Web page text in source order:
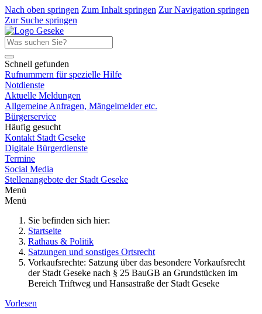
Nach oben springen Zum Inhalt springen Zur Navigation springen
Zur Suche springen
Schnell gefunden
Rufnummern für spezielle Hilfe
Notdienste
Aktuelle Meldungen
Allgemeine Anfragen, Mängelmelder etc.
Bürgerservice
Häufig gesucht
Kontakt Stadt Geseke
Digitale Bürgerdienste
Termine
Social Media
Stellenangebote der Stadt Geseke
Menü
Menü
Sie befinden sich hier:
Startseite
Rathaus & Politik
Satzungen und sonstiges Ortsrecht
Vorkaufsrechte: Satzung über das besondere Vorkaufsrecht
der Stadt Geseke nach § 25 BauGB an Grundstücken im
Bereich Triftweg und Hansastraße der Stadt Geseke
Vorlesen